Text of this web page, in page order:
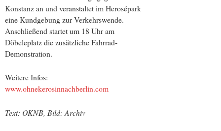
Konstanz an und veranstaltet im Herosépark
eine Kundgebung zur Verkehrswende.
Anschließend startet um 18 Uhr am
Döbeleplatz die zusätzliche Fahrrad-
Demonstration.
Weitere Infos:
www.ohnekerosinnachberlin.com
Text: OKNB, Bild: Archiv